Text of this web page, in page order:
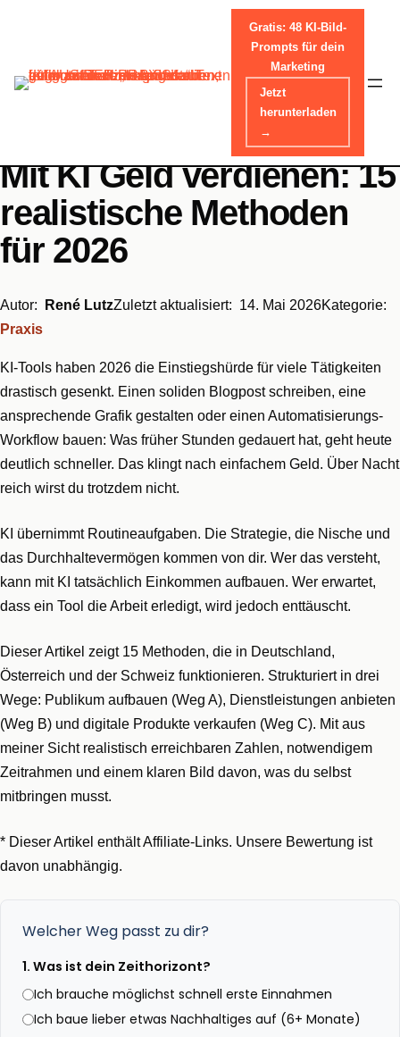
Skip
Gratis: 48 KI-Bild-
Prompts für dein
Marketing
Jetzt
herunterladen
→
Mit KI Geld verdienen: 15
realistische Methoden
für 2026
Autor: René LutzZuletzt aktualisiert: 14. Mai 2026Kategorie:
Praxis
KI-Tools haben 2026 die Einstiegshürde für viele Tätigkeiten
drastisch gesenkt. Einen soliden Blogpost schreiben, eine
ansprechende Grafik gestalten oder einen Automatisierungs-
Workflow bauen: Was früher Stunden gedauert hat, geht heute
deutlich schneller. Das klingt nach einfachem Geld. Über Nacht
reich wirst du trotzdem nicht.
KI übernimmt Routineaufgaben. Die Strategie, die Nische und
das Durchhaltevermögen kommen von dir. Wer das versteht,
kann mit KI tatsächlich Einkommen aufbauen. Wer erwartet,
dass ein Tool die Arbeit erledigt, wird jedoch enttäuscht.
Dieser Artikel zeigt 15 Methoden, die in Deutschland,
Österreich und der Schweiz funktionieren. Strukturiert in drei
Wege: Publikum aufbauen (Weg A), Dienstleistungen anbieten
(Weg B) und digitale Produkte verkaufen (Weg C). Mit aus
meiner Sicht realistisch erreichbaren Zahlen, notwendigem
Zeitrahmen und einem klaren Bild davon, was du selbst
mitbringen musst.
* Dieser Artikel enthält Affiliate-Links. Unsere Bewertung ist
davon unabhängig.
Welcher Weg passt zu dir?
1. Was ist dein Zeithorizont?
Ich brauche möglichst schnell erste Einnahmen
Ich baue lieber etwas Nachhaltiges auf (6+ Monate)